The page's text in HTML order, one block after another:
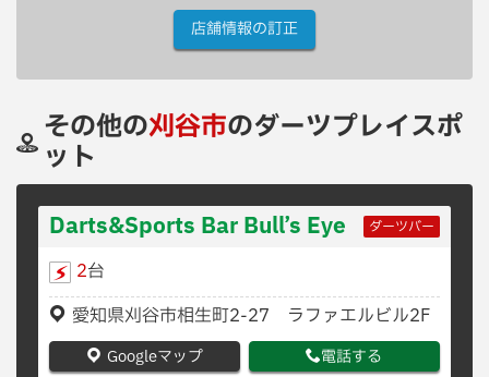
店舗情報の訂正
その他の刈谷市のダーツプレイスポ
ット
Darts&Sports Bar Bull’s Eye ダーツバー
2台
愛知県刈谷市相生町2-27 ラファエルビル2F
Googleマップ 電話する